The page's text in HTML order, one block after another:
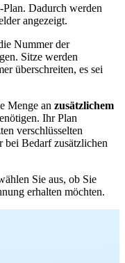
-Plan. Dadurch werden
angezeigt.
Nummer der
Sitze werden
überschreiten, es sei
Menge an zusätzlichem
Ihr Plan
verschlüsselten
bei Bedarf zusätzlichen
Sie aus, ob Sie
erhalten möchten.